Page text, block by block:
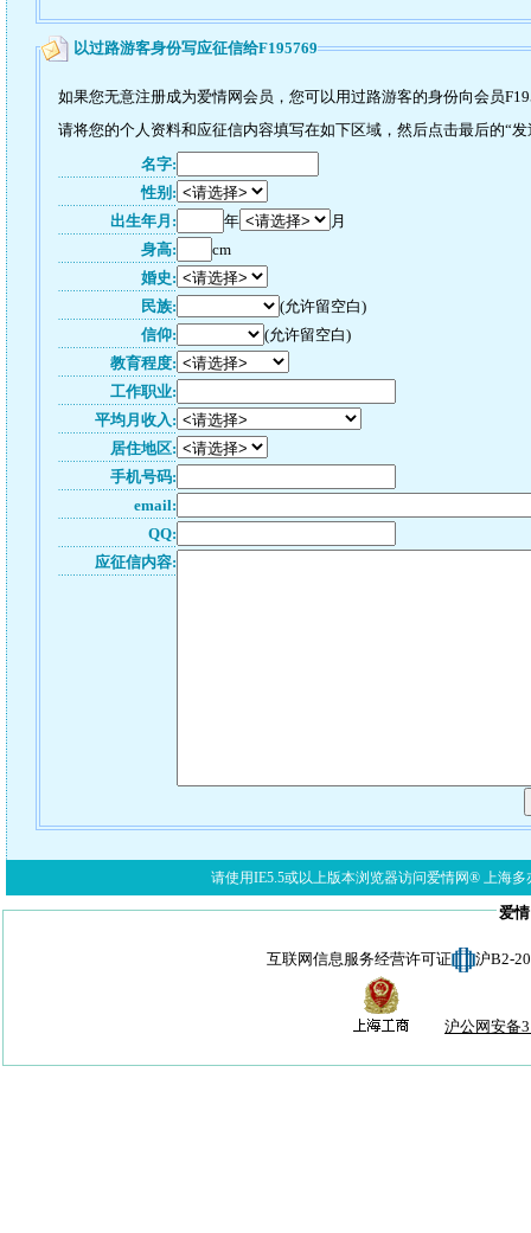
以过路游客身份写应征信给F195769
如果您无意注册成为爱情网会员，您可以用过路游客的身份向会员
请将您的个人资料和应征信内容填写在如下区域，然后点击最后的“
名字:
性别:
出生年月:
年
月
身高:
cm
婚史:
民族:
(允许留空白)
信仰:
(允许留空白)
教育程度:
工作职业:
平均月收入:
居住地区:
手机号码:
email:
QQ:
应征信内容:
请使用IE5.5或以上版本浏览器访问爱情网® 上海多
爱
互联网信息服务经营许可证 沪B2-
沪公网安备